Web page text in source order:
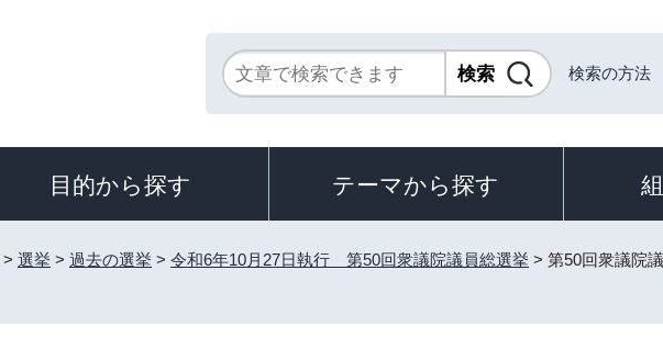
検索の方法
目的から探す テーマから探す
> 選挙 > 過去の選挙 > 令和6年10月27日執行 第50回衆議院議員総選挙 > 第50回衆議院